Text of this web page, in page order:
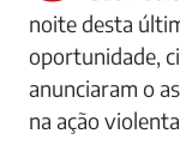
noite desta
oportunidade,
anunciaram o
na ação